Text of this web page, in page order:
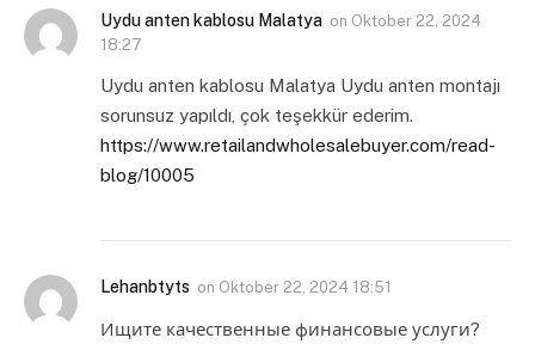
Uydu anten kablosu Malatya on Oktober 22, 2024
18:27
Uydu anten kablosu Malatya Uydu anten montajı
sorunsuz yapıldı, çok teşekkür ederim.
https://www.retailandwholesalebuyer.com/read-
blog/10005
Lehanbtyts on Oktober 22, 2024 18:51
Ищите качественные финансовые услуги?